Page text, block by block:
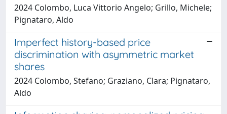
2024 Colombo, Luca Vittorio Angelo; Grillo, Michele;
Pignataro, Aldo
Imperfect history-based price
discrimination with asymmetric market
shares
2024 Colombo, Stefano; Graziano, Clara; Pignataro,
Aldo